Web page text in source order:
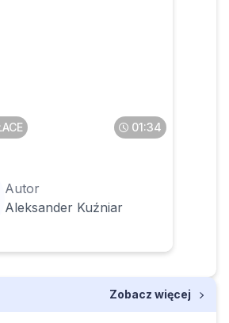
01:34
Autor
Aleksander Kuźniar
Zobacz więcej